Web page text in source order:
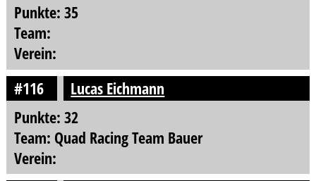
Punkte: 35
Team:
Verein:
#116
Lucas Eichmann
Punkte: 32
Team: Quad Racing Team Bauer
Verein: